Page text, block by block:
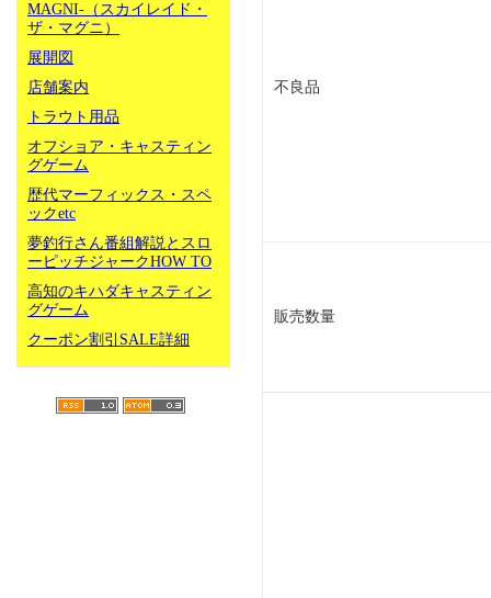
MAGNI-（スカイレイド・
ザ・マグニ）
展開図
店舗案内
トラウト用品
オフショア・キャスティン
グゲーム
歴代マーフィックス・スペ
ックetc
夢釣行さん番組解説とスロ
ーピッチジャークHOW TO
高知のキハダキャスティン
グゲーム
クーポン割引SALE詳細
不良品
販売数量